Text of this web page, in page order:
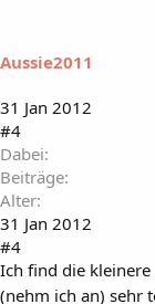
Aussie2011
31 Jan 2012
#4
Dabei
Beiträge
Alter
31 Jan 2012
#4
Ich find die
(nehm ich an) sehr